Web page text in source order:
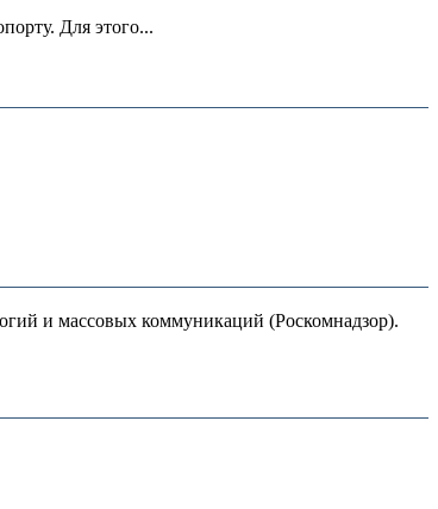
Для этого...
и массовых коммуникаций (Роскомнадзор).